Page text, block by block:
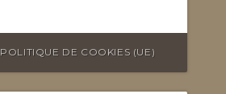
POLITIQUE DE COOKIES (UE)